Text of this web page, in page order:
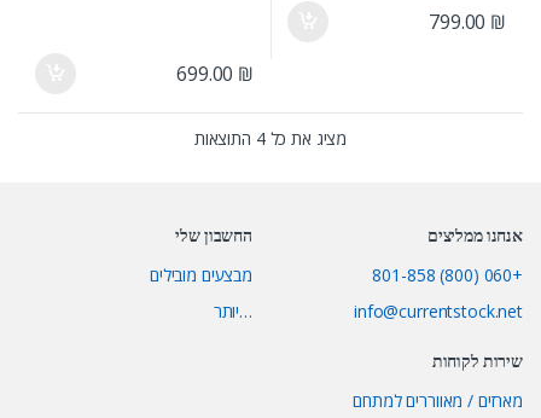
799.00 ₪
699.00 ₪
מציג את כל 4 התוצאות
אנחנו ממליצים
+060 (800) 801-858
info@currentstock.net
החשבון שלי
מבצעים מובילים
…יותר
שירות לקוחות
מארזים / מאווררים למתחם